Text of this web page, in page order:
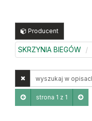
Producent
SKRZYNIA BIEGÓW
opisachstrona 1 z 1